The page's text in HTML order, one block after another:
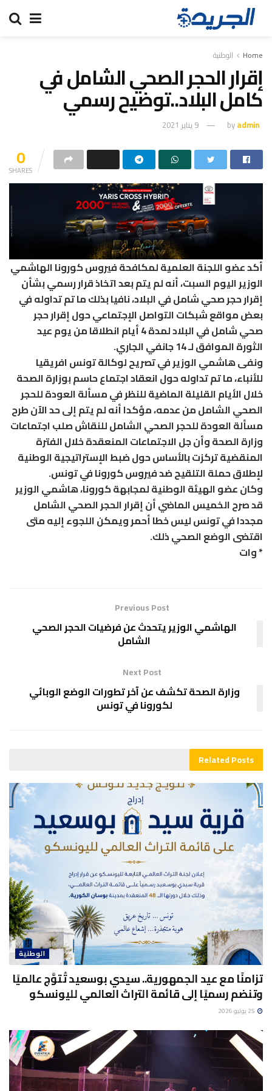
Home الوطنية
إقرار الحجر الصحي الشامل في
كامل البلاد..توضيح رسمي
byadmin 9 يناير 2021
0
SHARES
أكد عضو اللجنة العلمية لمكافحة فيروس كورونا الهاشمي
الوزير اليوم السبت، أنه لم يتم بعد اتخاذ قرار رسمي بشأن
إقرار حجر صحي شامل في البلاد، نافيا بذلك ما تم تداوله في
بعض مواقع شبكات التواصل الإجتماعي حول إقرار حجر
صحي شامل في البلاد لمدة 4 أيام انطلاقا من يوم عيد
الثورة الموافق لـ 14 جانفي الجاري.
ونفى هاشمي الوزير في تصريح لوكالة تونس افريقيا
للأنباء، ما تم تداوله حول انعقاد اجتماع حاسم بوزارة الصحة
خلال الأيام القليلة الماضية للنظر في مسألة العودة للحجر
الصحي الشامل من عدمه، مؤكدا أنه لم يتم إلى حد الآن طرح
مسألة العودة للحجر الصحي الشامل للنقاش صلب اجتماعات
وزارة الصحة وأن جل الاجتماعات المنعقدة خلال الفترة
المنقضية تركزت بالأساس حول ضبط الإستراتيجية الوطنية
لإطلاق حملة التلقيح ضد فيروس كورونا في تونس.
وكان عضو الهيئة الوطنية لمجابهة كورونا، هاشمي الوزير
قد صرح الخميس الماضي أن إقرار الحجر الصحي الشامل
مجددا في تونس ليس خطا أحمر ويمكن اللجوء إليه متى
اقتضى الوضع الصحي ذلك.
* وات
Previous Post
الهاشمي الوزير يتحدث عن فرضيات الحجر الصحي
الشامل
Next Post
وزارة الصحة تكشف عن آخر تطورات الوضع الوبائي
لكورونا في تونس
RelatedPosts
الوطنية
تزامنًا مع عيد الجمهورية.. سيدي بوسعيد تُتوَّج عالميًا
وتنضم رسميًا إلى قائمة التراث العالمي لليونسكو